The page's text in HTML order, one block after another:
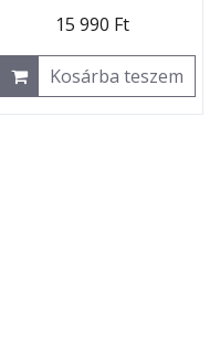
15 990 Ft
Kosárba teszem